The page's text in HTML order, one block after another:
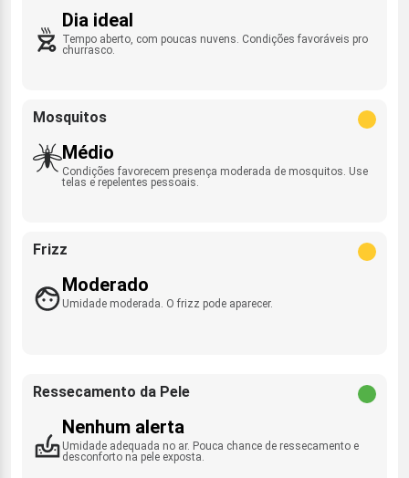
Dia ideal
Tempo aberto, com poucas nuvens. Condições favoráveis pro
churrasco.
Mosquitos
Médio
Condições favorecem presença moderada de mosquitos. Use
telas e repelentes pessoais.
Frizz
Moderado
Umidade moderada. O frizz pode aparecer.
Ressecamento da Pele
Nenhum alerta
Umidade adequada no ar. Pouca chance de ressecamento e
desconforto na pele exposta.